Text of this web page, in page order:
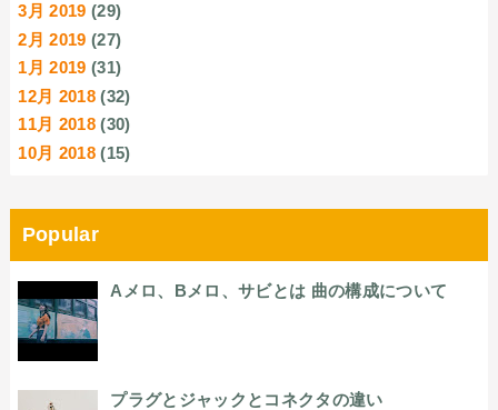
3月 2019 (29)
2月 2019 (27)
1月 2019 (31)
12月 2018 (32)
11月 2018 (30)
10月 2018 (15)
Popular
Aメロ、Bメロ、サビとは 曲の構成について
プラグとジャックとコネクタの違い